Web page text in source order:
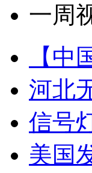
一周
【
河北
信号
美国